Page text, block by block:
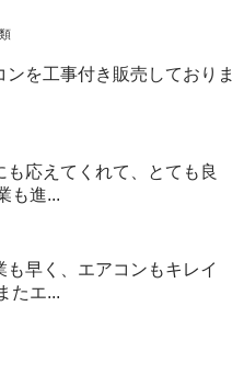
を工事付き販売しておりま
応えてくれて、とても良
も進...
早く、エアコンもキレイ
たエ...